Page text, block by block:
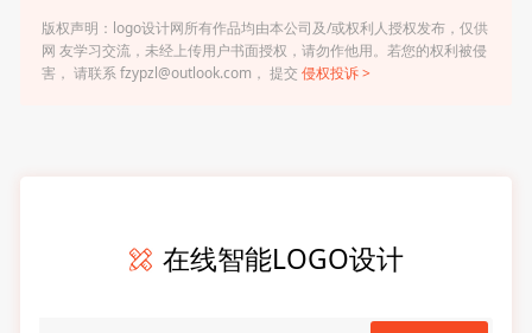
版权声明：logo设计网所有作品均由本公司及/或权利人授权发布，仅供
网 友学习交流，未经上传用户书面授权，请勿作他用。若您的权利被侵
害， 请联系 fzypzl@outlook.com， 提交 侵权投诉 >
在线智能LOGO设计